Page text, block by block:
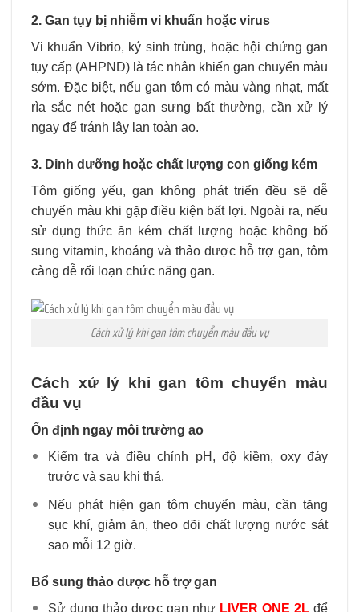
2. Gan tụy bị nhiễm vi khuẩn hoặc virus
Vi khuẩn Vibrio, ký sinh trùng, hoặc hội chứng gan
tụy cấp (AHPND) là tác nhân khiến gan chuyển màu
sớm. Đặc biệt, nếu gan tôm có màu vàng nhạt, mất
rìa sắc nét hoặc gan sưng bất thường, cần xử lý
ngay để tránh lây lan toàn ao.
3. Dinh dưỡng hoặc chất lượng con giống kém
Tôm giống yếu, gan không phát triển đều sẽ dễ
chuyển màu khi gặp điều kiện bất lợi. Ngoài ra, nếu
sử dụng thức ăn kém chất lượng hoặc không bổ
sung vitamin, khoáng và thảo dược hỗ trợ gan, tôm
càng dễ rối loạn chức năng gan.
Cách xử lý khi gan tôm chuyển màu đầu vụ
Cách xử lý khi gan tôm chuyển màu
đầu vụ
Ổn định ngay môi trường ao
Kiểm tra và điều chỉnh pH, độ kiềm, oxy đáy
trước và sau khi thả.
Nếu phát hiện gan tôm chuyển màu, cần tăng
sục khí, giảm ăn, theo dõi chất lượng nước sát
sao mỗi 12 giờ.
Bổ sung thảo dược hỗ trợ gan
Sử dụng thảo dược gan như LIVER ONE 2Lđể